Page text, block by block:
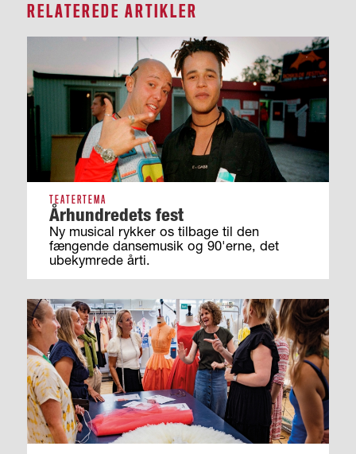
RELATEREDE ARTIKLER
TEATERTEMA
Århundredets fest
Ny musical rykker os tilbage til den
fængende dansemusik og 90'erne, det
ubekymrede årti.